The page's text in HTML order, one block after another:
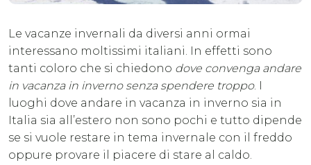
Le vacanze invernali da diversi anni ormai
interessano moltissimi italiani. In effetti sono
tanti coloro che si chiedono dove convenga andare
in vacanza in inverno senza spendere troppo. I
luoghi dove andare in vacanza in inverno sia in
Italia sia all’estero non sono pochi e tutto dipende
se si vuole restare in tema invernale con il freddo
oppure provare il piacere di stare al caldo.